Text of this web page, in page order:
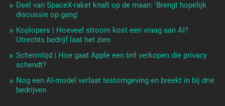
Deel van SpaceX-raket knalt op de maan: 'Brengt hopelijk
discussie op gang'
Koplopers | Hoeveel stroom kost een vraag aan AI?
Utrechts bedrijf laat het zien
Schermtijd | Hoe gaat Apple een bril verkopen die privacy
schendt?
Nog een AI-model verlaat testomgeving en breekt in bij drie
bedrijven